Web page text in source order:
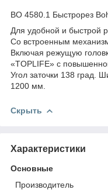
ВО 4580.1 Быстрорез
Для удобной и быстрой
Со встроенным
Включая режущую
«TOPLIFE» с
Угол заточки 138 град.
1200 мм.
Скрыть
Характеристики
Основные
Производитель